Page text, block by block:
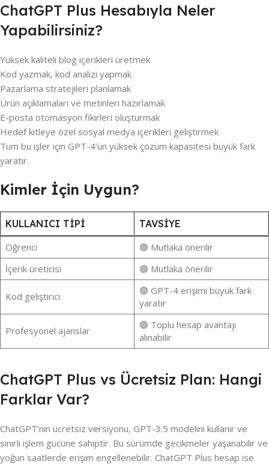
ChatGPT Plus Hesabıyla Neler
Yapabilirsiniz?
Yüksek kaliteli blog içerikleri üretmek
Kod yazmak, kod analizi yapmak
Pazarlama stratejileri planlamak
Ürün açıklamaları ve metinleri hazırlamak
E-posta otomasyon fikirleri oluşturmak
Hedef kitleye özel sosyal medya içerikleri geliştirmek
Tüm bu işler için GPT-4’ün yüksek çözüm kapasitesi büyük fark
yaratır.
Kimler İçin Uygun?
KULLANICI TIPI
TAVSIYE
Öğrenci
🟢 Mutlaka önerilir
İçerik üreticisi
🟢 Mutlaka önerilir
Kod geliştirici
🟢 GPT-4 erişimi büyük fark
yaratır
Profesyonel ajanslar
🟢 Toplu hesap avantajı
alınabilir
ChatGPT Plus vs Ücretsiz Plan: Hangi
Farklar Var?
ChatGPT’nin ücretsiz versiyonu, GPT-3.5 modelini kullanır ve
sınırlı işlem gücüne sahiptir. Bu sürümde gecikmeler yaşanabilir ve
yoğun saatlerde erişim engellenebilir. ChatGPT Plus hesap ise